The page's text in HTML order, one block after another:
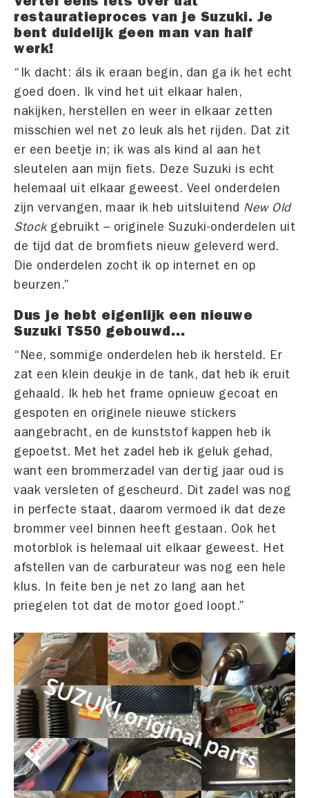
restauratieproces van je Suzuki. Je
bent duidelijk geen man van half
werk!
“Ik dacht: áls ik eraan begin, dan ga ik het echt
goed doen. Ik vind het uit elkaar halen,
nakijken, herstellen en weer in elkaar zetten
misschien wel net zo leuk als het rijden. Dat zit
er een beetje in; ik was als kind al aan het
sleutelen aan mijn fiets. Deze Suzuki is echt
helemaal uit elkaar geweest. Veel onderdelen
zijn vervangen, maar ik heb uitsluitend New Old
Stockgebruikt – originele Suzuki-onderdelen uit
de tijd dat de bromfiets nieuw geleverd werd.
Die onderdelen zocht ik op internet en op
beurzen.”
Dus je hebt eigenlijk een nieuwe
Suzuki TS50 gebouwd…
“Nee, sommige onderdelen heb ik hersteld. Er
zat een klein deukje in de tank, dat heb ik eruit
gehaald. Ik heb het frame opnieuw gecoat en
gespoten en originele nieuwe stickers
aangebracht, en de kunststof kappen heb ik
gepoetst. Met het zadel heb ik geluk gehad,
want een brommerzadel van dertig jaar oud is
vaak versleten of gescheurd. Dit zadel was nog
in perfecte staat, daarom vermoed ik dat deze
brommer veel binnen heeft gestaan. Ook het
motorblok is helemaal uit elkaar geweest. Het
afstellen van de carburateur was nog een hele
klus. In feite ben je net zo lang aan het
priegelen tot dat de motor goed loopt.”